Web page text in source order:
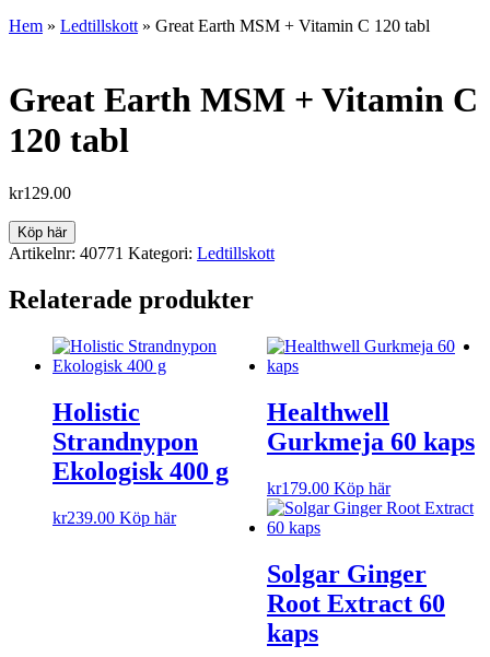
Hem » Ledtillskott » Great Earth MSM + Vitamin C 120 tabl
Great Earth MSM + Vitamin C
120 tabl
kr129.00
Köp här
Artikelnr: 40771 Kategori: Ledtillskott
Relaterade produkter
Holistic
Strandnypon
Ekologisk 400 g
kr239.00 Köp här
Healthwell
Gurkmeja 60 kaps
kr179.00 Köp här
Solgar Ginger
Root Extract 60
kaps